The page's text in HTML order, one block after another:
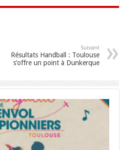
Suivant
Résultats Handball : Toulouse
s’offre un point à Dunkerque